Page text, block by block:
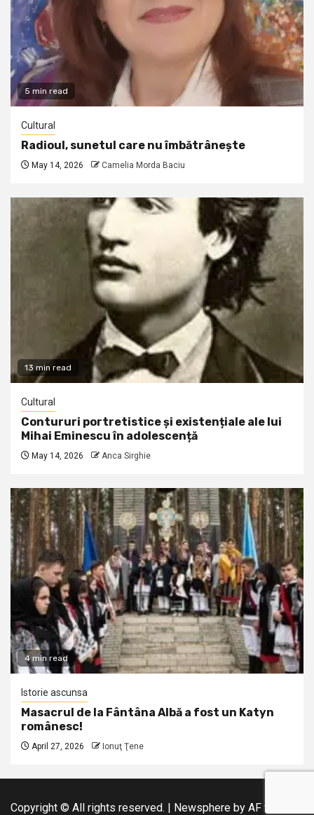
5 min read
Cultural
Radioul, sunetul care nu îmbătrânește
May 14, 2026 Camelia Morda Baciu
13 min read
Cultural
Contururi portretistice și existențiale ale lui
Mihai Eminescu în adolescență
May 14, 2026 Anca Sirghie
4 min read
Istorie ascunsa
Masacrul de la Fântâna Albă a fost un Katyn
românesc!
April 27, 2026 Ionuţ Ţene
Copyright © All rights reserved. Newsphere by AF themes.